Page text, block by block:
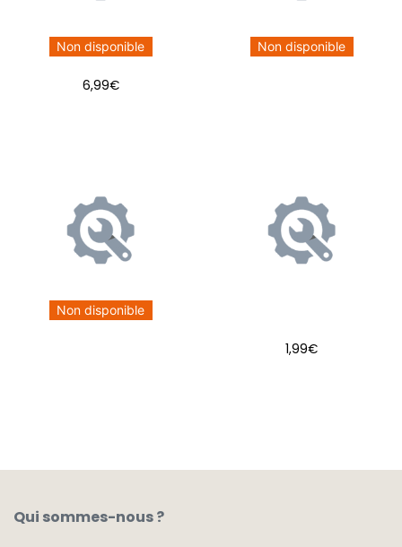
Non disponible
6,99€
Non disponible
Non disponible
1,99€
Qui sommes-nous ?